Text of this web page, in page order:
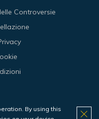
Controversie
By using this